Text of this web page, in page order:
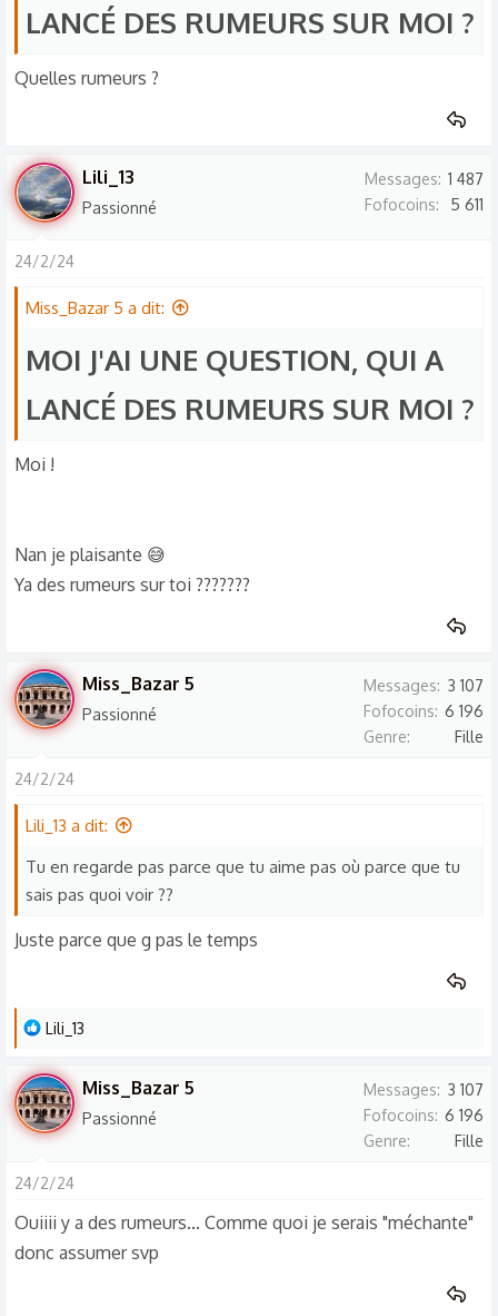
LANCÉ DES RUMEURS SUR MOI ?
Quelles rumeurs ?
Lili_13
Passionné
Messages 1 487
Fofocoins
5 611
24/2/24
Miss_Bazar 5 a dit:
MOI J'AI UNE QUESTION, QUI A
LANCÉ DES RUMEURS SUR MOI ?
Moi !
Nan je plaisante 😅
Ya des rumeurs sur toi ???????
Miss_Bazar 5
Passionné
Messages
3 107
Fofocoins 6 196
Genre
Fille
24/2/24
Lili_13 a dit:
Tu en regarde pas parce que tu aime pas où parce que tu
sais pas quoi voir ??
Juste parce que g pas le temps
L
s
r
é
c
i
o
Lili_13
Miss_Bazar 5
Passionné
Messages
3 107
Fofocoins 6 196
Genre
Fille
24/2/24
Ouiiii y a des rumeurs... Comme quoi je serais "méchante"
donc assumer svp